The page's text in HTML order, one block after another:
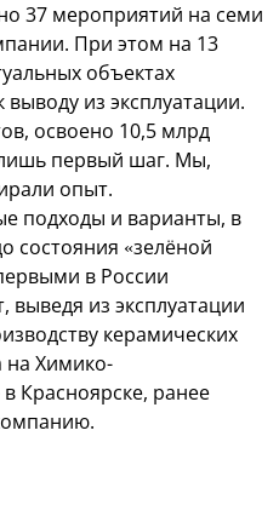
37 мероприятий на семи
При этом на 13
объектах
из эксплуатации.
освоено 10,5 млрд
первый шаг. Мы,
опыт.
подходы и варианты, в
состояния «зелёной
в России
выведя из эксплуатации
керамических
на Химико-
Красноярске, ранее